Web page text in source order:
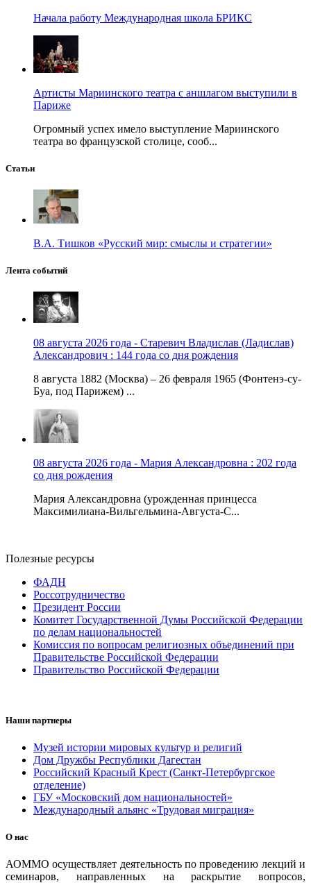
Начала работу Международная школа БРИКС
Артисты Мариинского театра с аншлагом выступили в
Париже
Огромный успех имело выступление Мариинского
театра во французской столице, сооб...
Статьи
В.А. Тишков «Русский мир: смыслы и стратегии»
Лента событий
08 августа 2026 года - Старевич Владислав (Ладислав)
Александрович : 144 года со дня рождения
8 августа 1882 (Москва) – 26 февраля 1965 (Фонтенэ-су-
Буа, под Парижем) ...
08 августа 2026 года - Мария Александровна : 202 года
со дня рождения
Мария Александровна (урожденная принцесса
Максимилиана-Вильгельмина-Августа-С...
Полезные ресурсы
ФАДН
Россотрудничество
Президент России
Комитет Государственной Думы Российской Федерации
по делам национальностей
Комиссия по вопросам религиозных объединений при
Правительстве Российской Федерации
Правительство Российской Федерации
Наши партнеры
Музей истории мировых культур и религий
Дом Дружбы Республики Дагестан
Российский Красный Крест (Санкт-Петербургское
отделение)
ГБУ «Московский дом национальностей»
Международный альянс «Трудовая миграция»
О нас
АОММО осуществляет деятельность по проведению лекций и
семинаров, направленных на раскрытие вопросов,